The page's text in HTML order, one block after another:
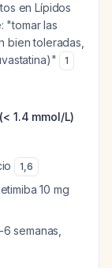
en Lípidos
"tomar las
bien toleradas,
1
1.4 mmol/L)
1,6
10 mg
semanas,